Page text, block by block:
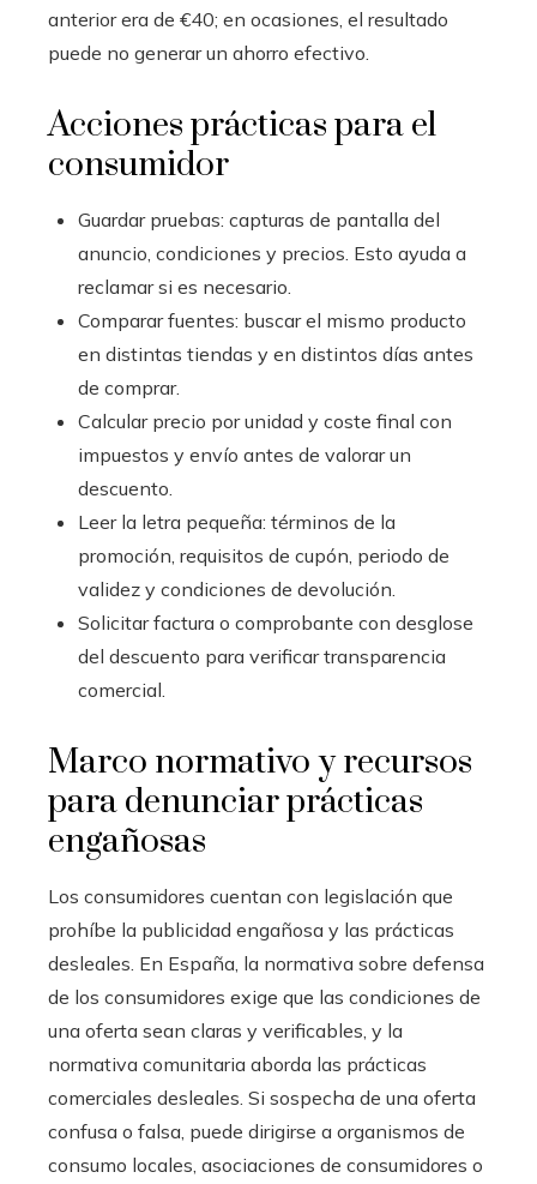
anterior era de €40; en ocasiones, el resultado
puede no generar un ahorro efectivo.
Acciones prácticas para el
consumidor
Guardar pruebas: capturas de pantalla del
anuncio, condiciones y precios. Esto ayuda a
reclamar si es necesario.
Comparar fuentes: buscar el mismo producto
en distintas tiendas y en distintos días antes
de comprar.
Calcular precio por unidad y coste final con
impuestos y envío antes de valorar un
descuento.
Leer la letra pequeña: términos de la
promoción, requisitos de cupón, periodo de
validez y condiciones de devolución.
Solicitar factura o comprobante con desglose
del descuento para verificar transparencia
comercial.
Marco normativo y recursos
para denunciar prácticas
engañosas
Los consumidores cuentan con legislación que
prohíbe la publicidad engañosa y las prácticas
desleales. En España, la normativa sobre defensa
de los consumidores exige que las condiciones de
una oferta sean claras y verificables, y la
normativa comunitaria aborda las prácticas
comerciales desleales. Si sospecha de una oferta
confusa o falsa, puede dirigirse a organismos de
consumo locales, asociaciones de consumidores o